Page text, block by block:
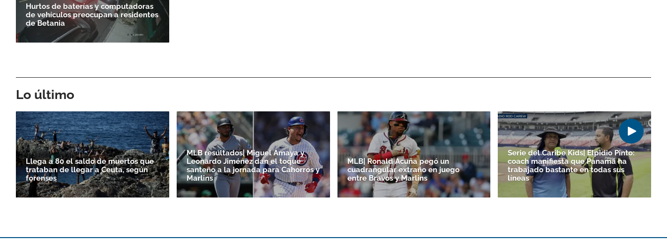
Hurtos de baterías y computadoras
de vehículos preocupan a residentes
de Betania
Lo último
Llega a 80 el saldo de muertos que
trataban de llegar a Ceuta, según
forenses
MLB resultados| Miguel Amaya y
Leonardo Jiménez dan el toque
santeño a la jornada para Cahorros y
Marlins
MLB| Ronald Acuña pegó un
cuadrangular extraño en juego
entre Bravos y Marlins
Serie del Caribe Kids| Elpidio Pinto:
coach manifiesta que Panamá ha
trabajado bastante en todas sus
líneas